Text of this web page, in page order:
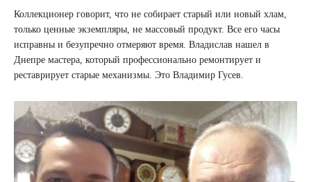
Коллекционер говорит, что не собирает старый или новый хлам,
только ценные экземпляры, не массовый продукт. Все его часы
исправны и безупречно отмеряют время. Владислав нашел в
Днепре мастера, который профессионально ремонтирует и
реставрирует старые механизмы. Это Владимир Гусев.